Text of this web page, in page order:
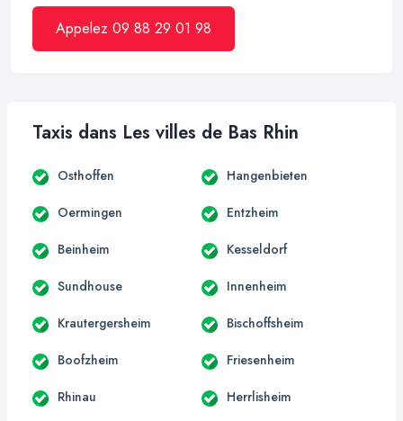
Appelez 09 88 29 01 98
Taxis dans Les villes de Bas Rhin
Osthoffen Hangenbieten
Oermingen Entzheim
Beinheim Kesseldorf
Sundhouse Innenheim
Krautergersheim Bischoffsheim
Boofzheim Friesenheim
Rhinau Herrlisheim